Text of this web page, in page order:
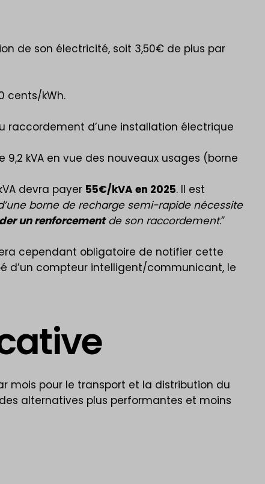
de son électricité, soit 3,50€ de plus par
cents/kWh.
raccordement d’une installation électrique
kVA en vue des nouveaux usages (borne
devra payer 55€/kVA en 2025. Il est
borne de recharge semi-rapide nécessite
un renforcementde son raccordement.”
cependant obligatoire de notifier cette
d’un compteur intelligent/communicant, le
mois pour le transport et la distribution du
alternatives plus performantes et moins